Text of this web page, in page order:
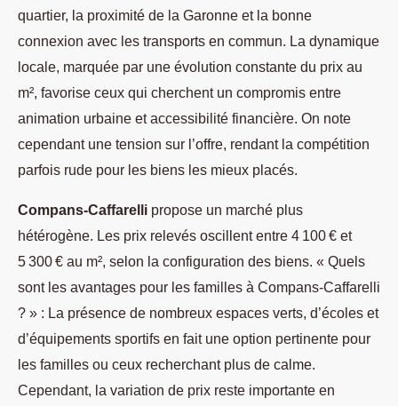
quartier, la proximité de la Garonne et la bonne
connexion avec les transports en commun. La dynamique
locale, marquée par une évolution constante du prix au
m², favorise ceux qui cherchent un compromis entre
animation urbaine et accessibilité financière. On note
cependant une tension sur l’offre, rendant la compétition
parfois rude pour les biens les mieux placés.
Compans-Caffarelli propose un marché plus
hétérogène. Les prix relevés oscillent entre 4 100 € et
5 300 € au m², selon la configuration des biens. « Quels
sont les avantages pour les familles à Compans-Caffarelli
? » : La présence de nombreux espaces verts, d’écoles et
d’équipements sportifs en fait une option pertinente pour
les familles ou ceux recherchant plus de calme.
Cependant, la variation de prix reste importante en